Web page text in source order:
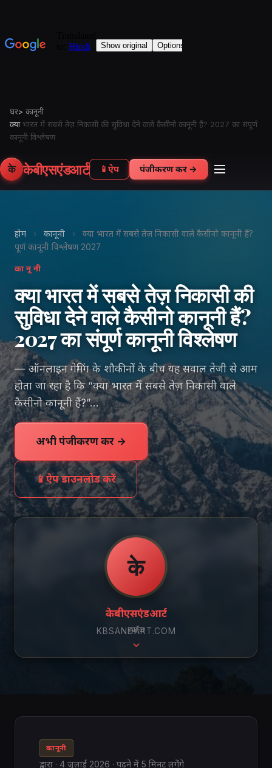
घर> कानूनी
क्याभारत में सबसे तेज़ निकासी की सुविधा देने वाले कैसीनो कानूनी हैं? 2027 का संपूर्ण
कानूनी विश्लेषण
के केबीएसएंडआर्ट 📱 ऐप पंजीकरण करें →
होम › कानूनी ›
क्या भारत में सबसे तेज़ निकासी वाले कैसीनो कानूनी हैं?
पूर्ण कानूनी विश्लेषण 2027
कानूनी
क्या भारत में सबसे तेज़ निकासी की
सुविधा देने वाले कैसीनो कानूनी हैं?
2027 का संपूर्ण कानूनी विश्लेषण
— ऑनलाइन गेमिंग के शौकीनों के बीच यह सवाल तेजी से आम
होता जा रहा है कि “क्या भारत में सबसे तेज़ निकासी वाले
कैसीनो कानूनी हैं?”…
अभी पंजीकरण करें →
📱ऐप डाउनलोड करें
के
केबीएसएंडआर्ट
KBSANDART.COM
स्क्रॉल
कानूनी
द्वारा · 4 जुलाई 2026 · पढ़ने में 5 मिनट लगेंगे